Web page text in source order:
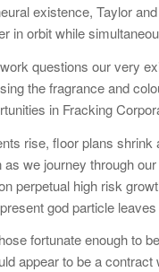
existence, Taylor
in orbit while
questions our very
the fragrance and
in Fracking
rise, floor plans shrink
as we journey through
perpetual high risk
god particle
fortunate enough to
appear to be a